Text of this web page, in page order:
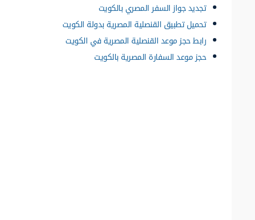
تجديد جواز السفر المصري بالكويت
تحميل تطبيق القنصلية المصرية بدولة الكويت
رابط حجز موعد القنصلية المصرية في الكويت
حجز موعد السفارة المصرية بالكويت